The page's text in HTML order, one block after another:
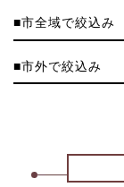
■市全域で絞込み
■市外で絞込み